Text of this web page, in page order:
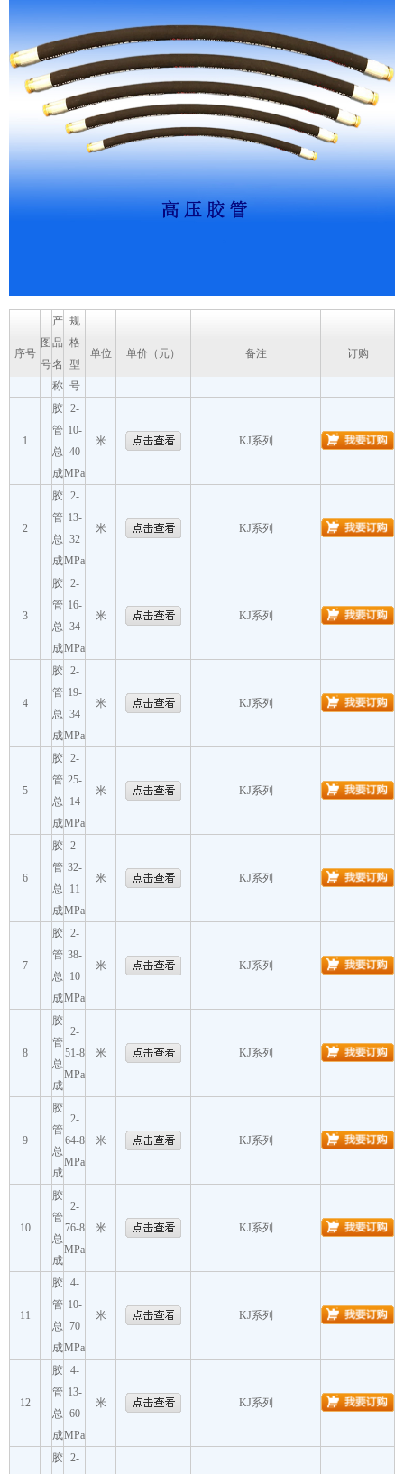
序号
图
号
产
品
名
称
规
格
型
号
单位 单价（元） 备注 订购
1
胶
管
总
成
2-
10-
40
MPa
米 KJ系列
2
胶
管
总
成
2-
13-
32
MPa
米 KJ系列
3
胶
管
总
成
2-
16-
34
MPa
米 KJ系列
4
胶
管
总
成
2-
19-
34
MPa
米 KJ系列
5
胶
管
总
成
2-
25-
14
MPa
米 KJ系列
6
胶
管
总
成
2-
32-
11
MPa
米 KJ系列
7
胶
管
总
成
2-
38-
10
MPa
米 KJ系列
8
胶
管
总
成
2-
51-8
MPa
米 KJ系列
9
胶
管
总
成
2-
64-8
MPa
米 KJ系列
10
胶
管
总
成
2-
76-8
MPa
米 KJ系列
11
胶
管
总
成
4-
10-
70
MPa
米 KJ系列
12
胶
管
总
成
4-
13-
60
MPa
米 KJ系列
胶 2-